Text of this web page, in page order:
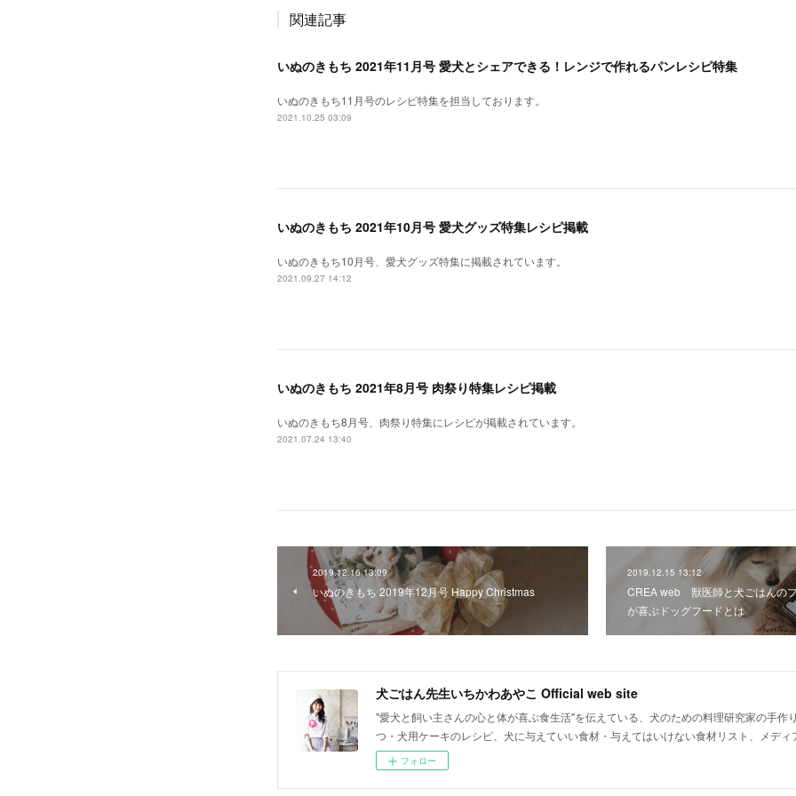
関連記事
いぬのきもち 2021年11月号 愛犬とシェアできる！レンジで作れるパンレシピ特集
いぬのきもち11月号のレシピ特集を担当しております。
2021.10.25 03:09
いぬのきもち 2021年10月号 愛犬グッズ特集レシピ掲載
いぬのきもち10月号、愛犬グッズ特集に掲載されています。
2021.09.27 14:12
いぬのきもち 2021年8月号 肉祭り特集レシピ掲載
いぬのきもち8月号、肉祭り特集にレシピが掲載されています。
2021.07.24 13:40
2019.12.16 13:09
いぬのきもち 2019年12月号 Happy Christmas
2019.12.15 13:12
CREA web 獣医師と犬ごはんの
が喜ぶドッグフードとは
犬ごはん先生いちかわあやこ Official web site
"愛犬と飼い主さんの心と体が喜ぶ食生活"を伝えている、犬のための料理研究家の手作
つ・犬用ケーキのレシピ、犬に与えていい食材・与えてはいけない食材リスト、メディ
フォロー